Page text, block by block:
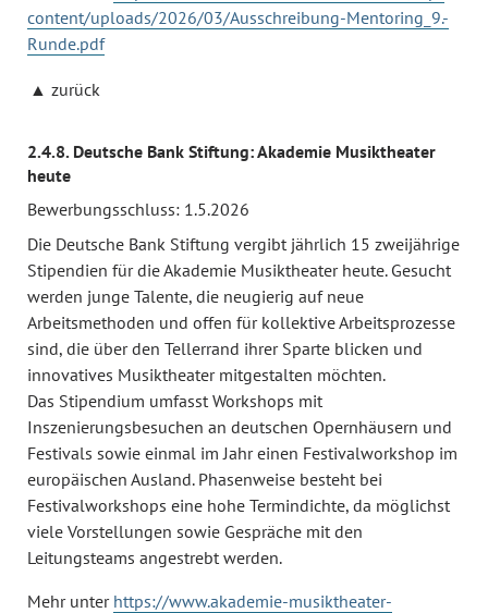
content/uploads/2026/03/Ausschreibung-Mentoring_9.-
Runde.pdf
zurück
2.4.8. Deutsche Bank Stiftung: Akademie Musiktheater
heute
Bewerbungsschluss: 1.5.2026
Die Deutsche Bank Stiftung vergibt jährlich 15 zweijährige
Stipendien für die Akademie Musiktheater heute. Gesucht
werden junge Talente, die neugierig auf neue
Arbeitsmethoden und offen für kollektive Arbeitsprozesse
sind, die über den Tellerrand ihrer Sparte blicken und
innovatives Musiktheater mitgestalten möchten.
Das Stipendium umfasst Workshops mit
Inszenierungsbesuchen an deutschen Opernhäusern und
Festivals sowie einmal im Jahr einen Festivalworkshop im
europäischen Ausland. Phasenweise besteht bei
Festivalworkshops eine hohe Termindichte, da möglichst
viele Vorstellungen sowie Gespräche mit den
Leitungsteams angestrebt werden.
Mehr unter https://www.akademie-musiktheater-